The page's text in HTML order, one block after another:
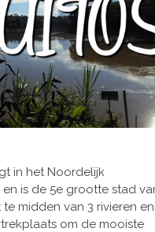
in het Noordelijk
is de 5e grootte stad
te midden van 3 rivieren
om de mooiste